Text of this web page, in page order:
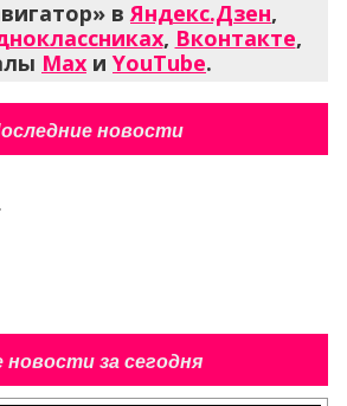
вЯндекс.Дзен,
, Вконтакте,
Max и YouTube.
новости
новости за сегодня